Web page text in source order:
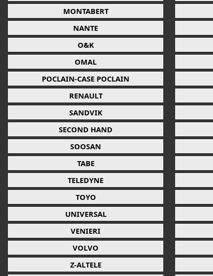
MONTABERT
NANTE
O&K
OMAL
POCLAIN-CASE POCLAIN
RENAULT
SANDVIK
SECOND HAND
SOOSAN
TABE
TELEDYNE
TOYO
UNIVERSAL
VENIERI
VOLVO
Z-ALTELE